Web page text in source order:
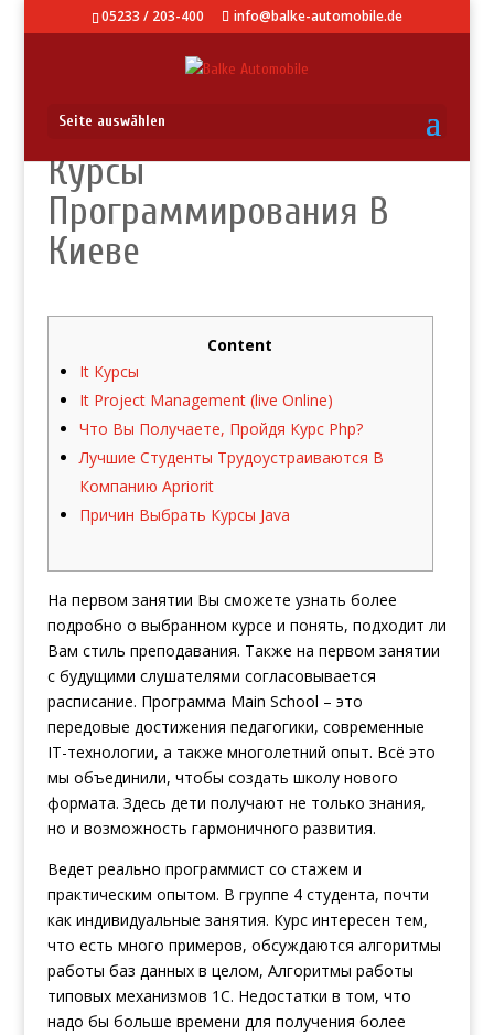
05233 / 203-400 info@balke-automobile.de
Seite auswählen
Курсы
Программирования В
Киеве
Content
It Курсы
It Project Management (live Online)
Что Вы Получаете, Пройдя Курс Php?
Лучшие Студенты Трудоустраиваются В
Компанию Apriorit
Причин Выбрать Курсы Java
На первом занятии Вы сможете узнать более
подробно о выбранном курсе и понять, подходит ли
Вам стиль преподавания. Также на первом занятии
с будущими слушателями согласовывается
расписание. Программа Main School – это
передовые достижения педагогики, современные
IT-технологии, а также многолетний опыт. Всё это
мы объединили, чтобы создать школу нового
формата. Здесь дети получают не только знания,
но и возможность гармоничного развития.
Ведет реально программист со стажем и
практическим опытом. В группе 4 студента, почти
как индивидуальные занятия. Курс интересен тем,
что есть много примеров, обсуждаются алгоритмы
работы баз данных в целом, Алгоритмы работы
типовых механизмов 1С. Недостатки в том, что
надо бы больше времени для получения более